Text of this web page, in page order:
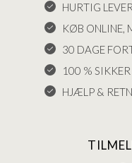
HURTIG
KØB ONLINE,
30 DAGE
100 % SIKKER
HJÆLP &